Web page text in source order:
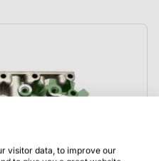
visitor data, to improve our